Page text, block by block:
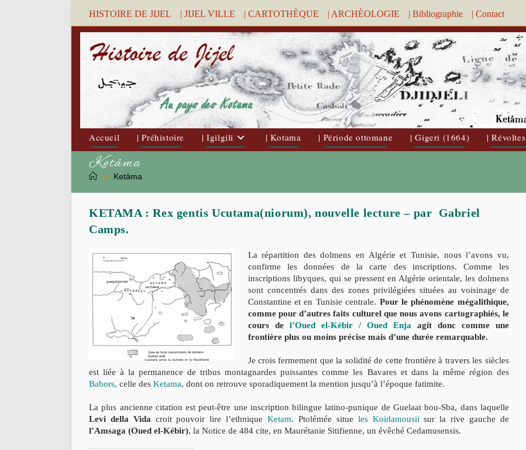
HISTOIRE DE JIJEL | JIJEL VILLE | CARTOTHÈQUE | ARCHÈOLOGIE | Bibliographie | Contact
Accueil | Préhistoire | Igilgili | Kotama | Période ottomane | Gigeri (1664) | Révoltes
Ketâma
>> Ketâma
KETAMA : Rex gentis Ucutama(niorum), nouvelle lecture – par Gabriel
Camps.
La répartition des dolmens en Algérie et Tunisie, nous l’avons vu,
confirme les données de la carte des inscriptions. Comme les
inscriptions libyques, qui se pressent en Algérie orientale, les dolmens
sont concentrés dans des zones privilégiées situées au voisinage de
Constantine et en Tunisie centrale. Pour le phénomène mégalithique,
comme pour d’autres faits culturel que nous avons cartographiés, le
cours del’Oued el-Kébir / Oued Enja agit donc comme une
frontière plus ou moins précise mais d’une durée remarquable.
Je crois fermement que la solidité de cette frontière à travers les siècles
est liée à la permanence de tribus montagnardes puissantes comme les Bavares et dans la même région des
Babors, celle des Ketama, dont on retrouve sporadiquement la mention jusqu’à l’époque fatimite.
La plus ancienne citation est peut-être une inscription bilingue latino-punique de Guelaat bou-Sba, dans laquelle
Levi della Vida croit pouvoir lire l’ethnique Ketam. Ptolémée situe les Koidamousii sur la rive gauche de
l’Amsaga (Oued el-Kébir), la Notice de 484 cite, en Maurétanie Sitifienne, un évêché Cedamusensis.